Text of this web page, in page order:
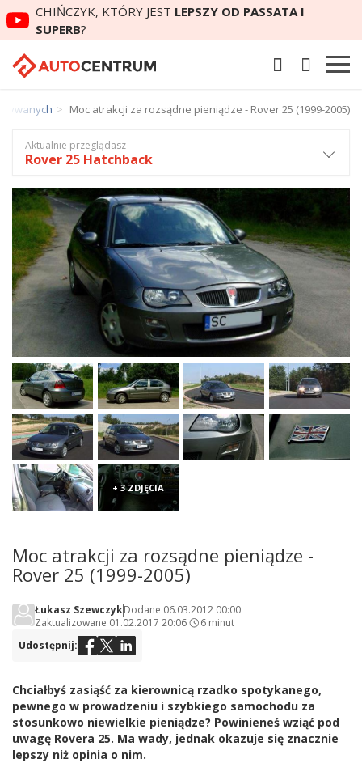
CHIŃCZYK, KTÓRY JEST LEPSZY OD PASSATA I
SUPERB?
Moc atrakcji za rozsądne pieniądze - Rover 25 (1999-2005)
+ 3 ZDJĘCIA
Moc atrakcji za rozsądne pieniądze -
Rover 25 (1999-2005)
Łukasz SzewczykDodane 06.03.2012 00:00
Zaktualizowane 01.02.2017 20:06
6 minut
Udostępnij:
Chciałbyś zasiąść za kierownicą rzadko spotykanego,
pewnego w prowadzeniu i szybkiego samochodu za
stosunkowo niewielkie pieniądze? Powinieneś wziąć pod
uwagę Rovera 25. Ma wady, jednak okazuje się znacznie
lepszy niż opinia o nim.
Aktualnie przeglądasz
Rover 25 Hatchback